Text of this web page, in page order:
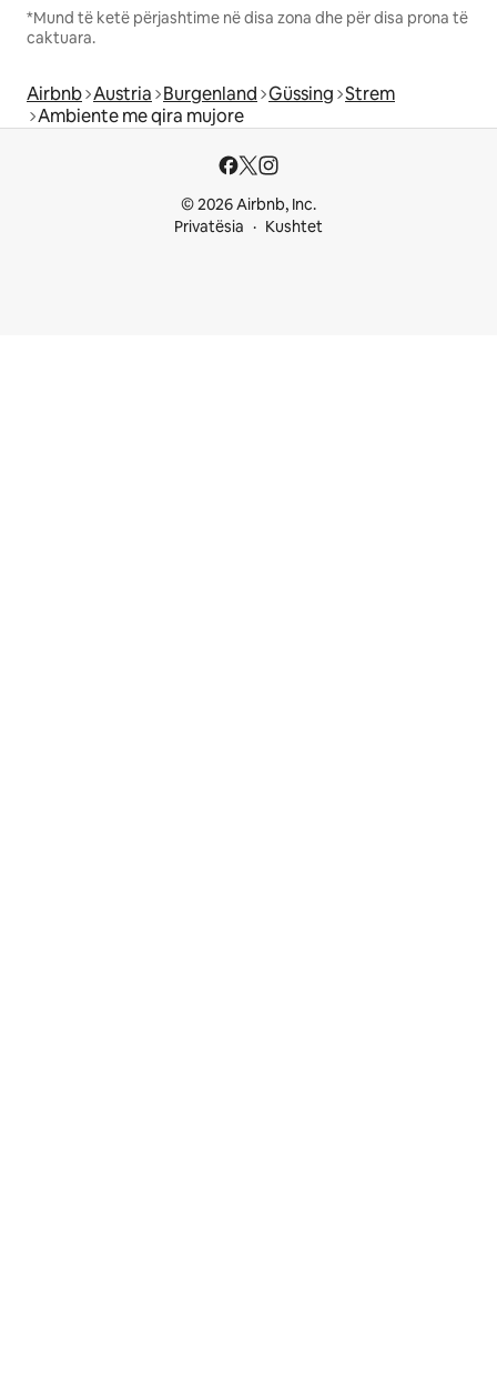
*Mund të ketë përjashtime në disa zona dhe për disa prona të
caktuara.
Airbnb Austria Burgenland Güssing Strem
Ambiente me qira mujore
© 2026 Airbnb, Inc.
Privatësia
Kushtet